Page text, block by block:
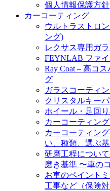
個人情報保護方針
カーコーティング
ウルトラストロ
ング)
レクサス専用ガ
FEYNLAB ファ
Ray Coat – 高コ
グ
ガラスコーティ
クリスタルキー
ホイール・足回
カーコーティン
カーコーティン
い、種類、選ぶ
研磨工程につい
磨き基準 〜車の
お車のペイント
工事など（保険対